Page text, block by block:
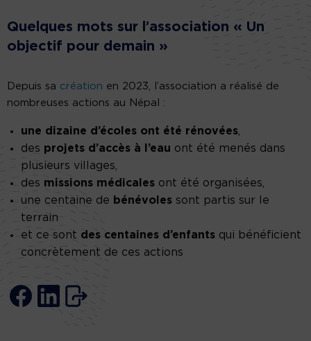
Quelques mots sur l’association « Un
objectif pour demain »
Depuis sa création en 2023, l’association a réalisé de
nombreuses actions au Népal :
une dizaine d’écoles ont été rénovées
des projets d’accès à l’eau ont été menés dans
plusieurs villages,
des missions médicales ont été organisées,
une centaine de bénévoles sont partis sur le
terrain
et ce sont des centaines d’enfants qui bénéficient
concrètement de ces actions